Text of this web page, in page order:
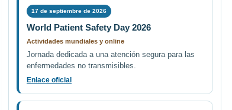
17 de septiembre de 2026
World Patient Safety Day 2026
Actividades mundiales y online
Jornada dedicada a una atención segura para las
enfermedades no transmisibles.
Enlace oficial